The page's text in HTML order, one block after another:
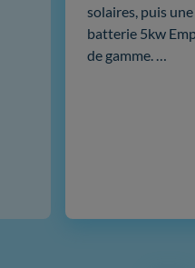
solaires, puis
batterie 5kw
de gamme. …